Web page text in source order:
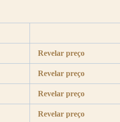
Revelar preço
Revelar preço
Revelar preço
Revelar preço